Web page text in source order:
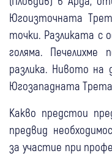
Югоизточната
точки. Разликата с
голяма.
разлика. Нивото на
Югозападната
Какво предстои
предвид
за участие при